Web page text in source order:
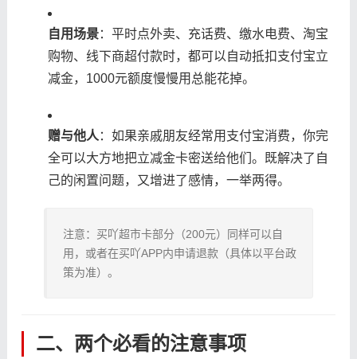
自用场景：平时点外卖、充话费、缴水电费、淘宝
购物、线下商超付款时，都可以自动抵扣支付宝立
减金，1000元额度慢慢用总能花掉。
赠与他人 ：如果亲戚朋友经常用支付宝消费，你完
全可以大方地把立减金卡密送给他们。既解决了自
己的闲置问题，又增进了感情，一举两得。
注意：买吖超市卡部分（200元）同样可以自
用，或者在买吖APP内申请退款（具体以平台政
策为准）。
二、两个必看的注意事项